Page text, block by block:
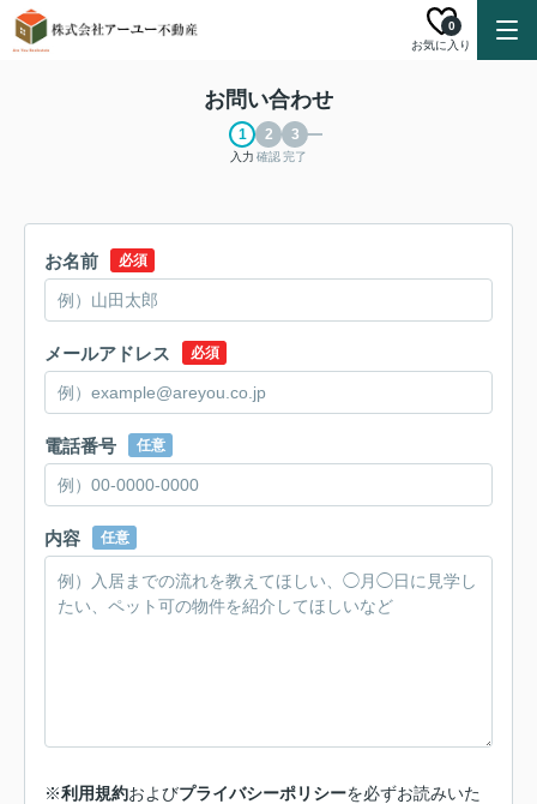
お気に入り
0
お問い合わせ
入力 確認完了
お名前 必須
メールアドレス 必須
電話番号 任意
内容 任意
※利用規約およびプライバシーポリシーを必ずお読みいた